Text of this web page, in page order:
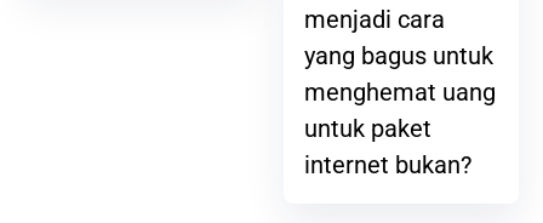
menjadi cara
yang bagus untuk
menghemat uang
untuk paket
internet bukan?